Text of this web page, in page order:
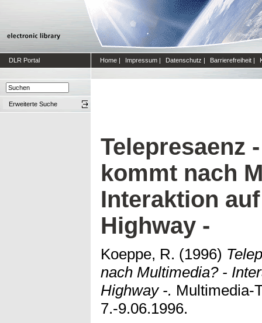
DLR Portal Home | Impressum | Datenschutz | Barrierefreiheit |
Erweiterte Suche
Telepresaenz
kommt nach
Interaktion
Highway -
Koeppe, R. (1996)
nach Multimedia? -
Highway -. Multimedia-
7.-9.06.1996.